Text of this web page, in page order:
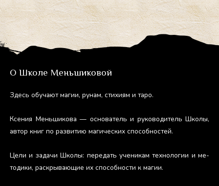
О Школе Меньшиковой
Здесь обу­ча­ют ма­гии, ру­нам, сти­хи­ям и та­ро.
Ксе­ния Мень­ши­кова — ос­но­ватель и ру­ково­дитель Шко­лы,
ав­тор книг по раз­ви­тию ма­гичес­ких спо­соб­ностей.
Це­ли и за­дачи Шко­лы: пе­редать уче­никам тех­но­логии и ме­
тоди­ки, рас­кры­ва­ющие их спо­соб­ности к ма­гии.